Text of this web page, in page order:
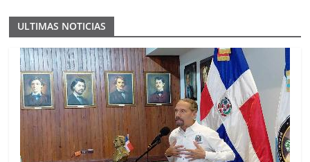
ULTIMAS NOTICIAS